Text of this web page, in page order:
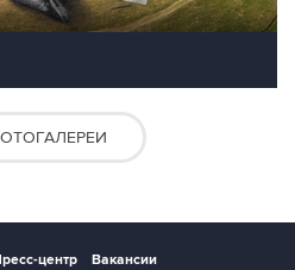
центр
Вакансии